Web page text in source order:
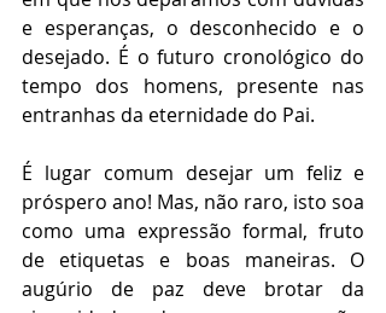
e esperanças, o desconhecido e o
desejado. É o futuro cronológico do
tempo dos homens, presente nas
entranhas da eternidade do Pai.
É lugar comum desejar um feliz e
próspero ano! Mas, não raro, isto soa
como uma expressão formal, fruto
de etiquetas e boas maneiras. O
augúrio de paz deve brotar da